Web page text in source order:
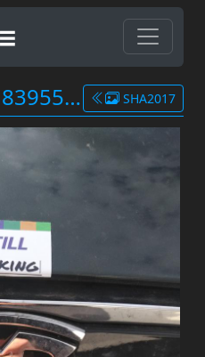
IMG_20170805_1839551.jpg SHA2017